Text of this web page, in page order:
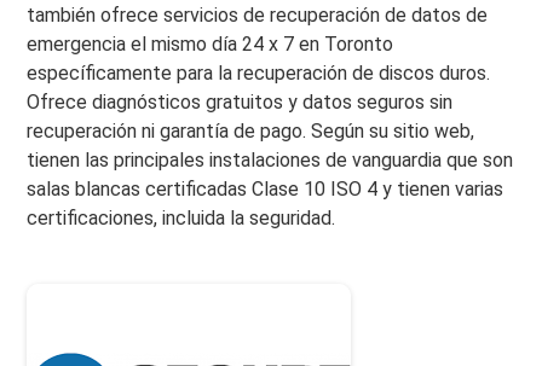
también ofrece servicios de recuperación de datos de
emergencia el mismo día 24 x 7 en Toronto
específicamente para la recuperación de discos duros.
Ofrece diagnósticos gratuitos y datos seguros sin
recuperación ni garantía de pago. Según su sitio web,
tienen las principales instalaciones de vanguardia que son
salas blancas certificadas Clase 10 ISO 4 y tienen varias
certificaciones, incluida la seguridad.